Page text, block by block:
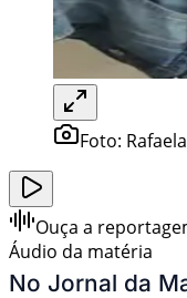
Foto:
Ouça a
Áudio da matéria
No Jornal da